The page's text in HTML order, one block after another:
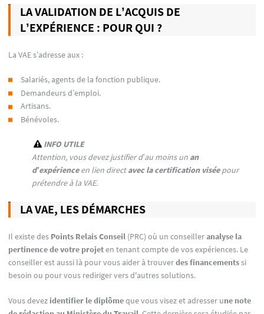
LA VALIDATION DE L’ACQUIS DE
L’EXPÉRIENCE : POUR QUI ?
La VAE s’adresse aux :
Salariés, agents de la fonction publique.
Demandeurs d’emploi.
Artisans.
Bénévoles.
INFO UTILE
Attention, vous devez justifier d’au moins un an
d’expérienceen lien directavec la certification viséepour
prétendre à la VAE.
LA VAE, LES DÉMARCHES
Il existe des Points Relais Conseil (PRC) où un conseilleranalyse la
pertinence de votre projeten tenant compte de vos expériences. Le
conseiller est aussi là pour vous aider à trouverdes financementssi
besoin ou pour vous rediriger vers d'autres solutions.
Vous devez identifier le diplômeque vous visez et adresser une note